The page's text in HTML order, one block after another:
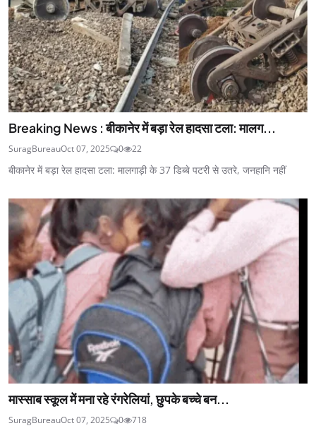
Breaking News : बीकानेर में बड़ा रेल हादसा टला: मालग...
SuragBureauOct 07, 2025 0 22
बीकानेर में बड़ा रेल हादसा टला: मालगाड़ी के 37 डिब्बे पटरी से उतरे, जनहानि नहीं
मास्साब स्कूल में मना रहे रंगरेलियां, छुपके बच्चे बन...
SuragBureauOct 07, 2025 0 718